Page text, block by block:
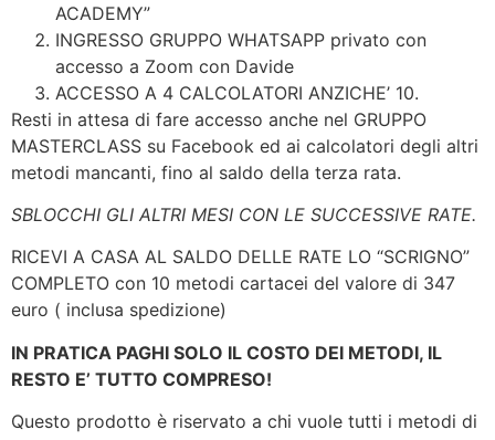
ACADEMY”
INGRESSO GRUPPO WHATSAPP privato con
accesso a Zoom con Davide
ACCESSO A 4 CALCOLATORI ANZICHE’ 10.
Resti in attesa di fare accesso anche nel GRUPPO
MASTERCLASS su Facebook ed ai calcolatori degli altri
metodi mancanti, fino al saldo della terza rata.
SBLOCCHI GLI ALTRI MESI CON LE SUCCESSIVE RATE.
RICEVI A CASA AL SALDO DELLE RATE LO “SCRIGNO”
COMPLETO con 10 metodi cartacei del valore di 347
euro ( inclusa spedizione)
IN PRATICA PAGHI SOLO IL COSTO DEI METODI, IL
RESTO E’ TUTTO COMPRESO!
Questo prodotto è riservato a chi vuole tutti i metodi di